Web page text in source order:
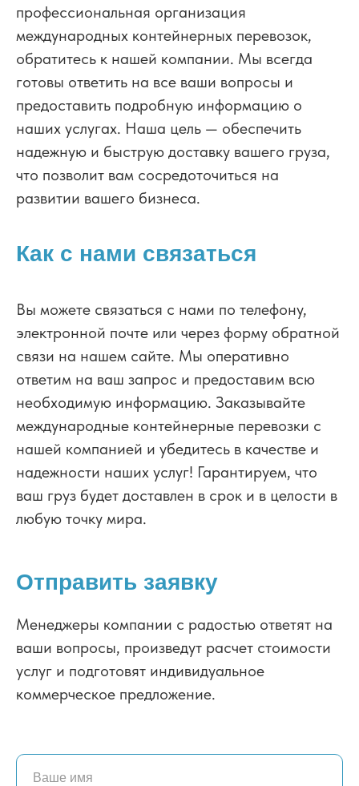
профессиональная организация
международных контейнерных перевозок,
обратитесь к нашей компании. Мы всегда
готовы ответить на все ваши вопросы и
предоставить подробную информацию о
наших услугах. Наша цель — обеспечить
надежную и быструю доставку вашего груза,
что позволит вам сосредоточиться на
развитии вашего бизнеса.
Как с нами связаться
Вы можете связаться с нами по телефону,
электронной почте или через форму обратной
связи на нашем сайте. Мы оперативно
ответим на ваш запрос и предоставим всю
необходимую информацию. Заказывайте
международные контейнерные перевозки с
нашей компанией и убедитесь в качестве и
надежности наших услуг! Гарантируем, что
ваш груз будет доставлен в срок и в целости в
любую точку мира.
Отправить заявку
Менеджеры компании с радостью ответят на
ваши вопросы, произведут расчет стоимости
услуг и подготовят индивидуальное
коммерческое предложение.